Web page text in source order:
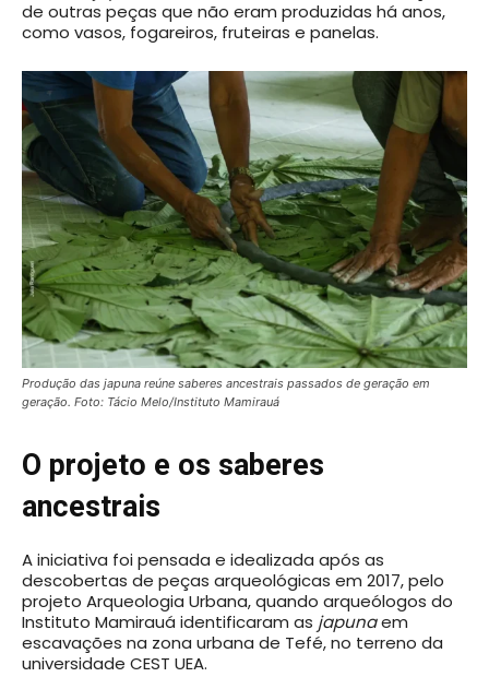
de outras peças que não eram produzidas há anos,
como vasos, fogareiros, fruteiras e panelas.
Produção das japuna reúne saberes ancestrais passados de geração em
geração. Foto: Tácio Melo/Instituto Mamirauá
O projeto e os saberes
ancestrais
A iniciativa foi pensada e idealizada após as
descobertas de peças arqueológicas em 2017, pelo
projeto Arqueologia Urbana, quando arqueólogos do
Instituto Mamirauá identificaram as japunaem
escavações na zona urbana de Tefé, no terreno da
universidade CEST UEA.